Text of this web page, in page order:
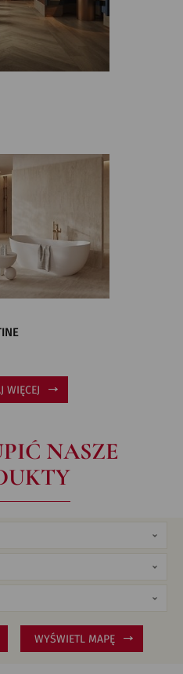
WIĘCEJ
NASZE
WYŚWIETL MAPĘ